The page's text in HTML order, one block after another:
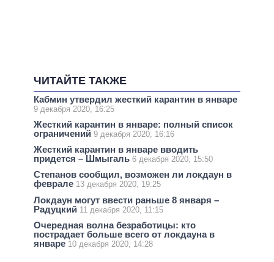
ЧИТАЙТЕ ТАКЖЕ
Кабмин утвердил жесткий карантин в январе
9 декабря 2020, 16:25
Жесткий карантин в январе: полный список
ограничений 9 декабря 2020, 16:16
Жесткий карантин в январе вводить
придется – Шмыгаль 6 декабря 2020, 15:50
Степанов сообщил, возможен ли локдаун в
феврале 13 декабря 2020, 19:25
Локдаун могут ввести раньше 8 января –
Радуцкий 11 декабря 2020, 11:15
Очередная волна безработицы: кто
пострадает больше всего от локдауна в
январе 10 декабря 2020, 14:28